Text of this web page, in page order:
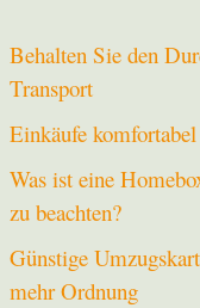
Behalten Sie den
Transport
Einkäufe
Was ist eine
zu beachten?
Günstige
mehr Ordnung